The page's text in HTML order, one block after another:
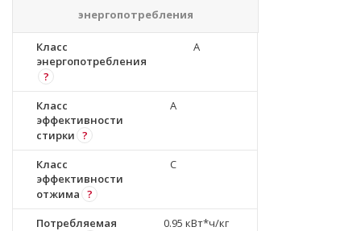
энергопотребления
Класс
энергопотребления
?
A
Класс
эффективности
стирки ?
A
Класс
эффективности
отжима ?
C
Потребляемая 0.95 кВт*ч/кг